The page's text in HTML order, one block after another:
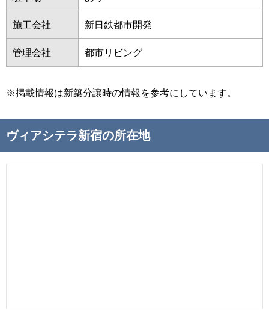
施工会社 新日鉄都市開発
管理会社 都市リビング
※掲載情報は新築分譲時の情報を参考にしています。
ヴィアシテラ新宿の所在地